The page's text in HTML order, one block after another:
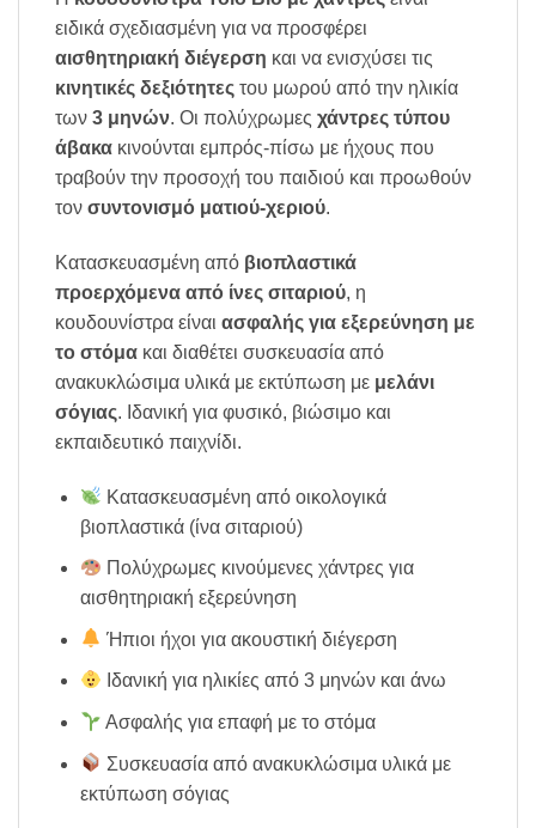
ειδικά σχεδιασμένη για να προσφέρει
αισθητηριακή διέγερση και να ενισχύσει τις
κινητικές δεξιότητες του μωρού από την ηλικία
των 3 μηνών. Οι πολύχρωμες χάντρες τύπου
άβακα κινούνται εμπρός-πίσω με ήχους που
τραβούν την προσοχή του παιδιού και προωθούν
τον συντονισμό ματιού-χεριού.
Κατασκευασμένη από βιοπλαστικά
προερχόμενα από ίνες σιταριού, η
κουδουνίστρα είναι ασφαλής για εξερεύνηση με
το στόμα και διαθέτει συσκευασία από
ανακυκλώσιμα υλικά με εκτύπωση με μελάνι
σόγιας. Ιδανική για φυσικό, βιώσιμο και
εκπαιδευτικό παιχνίδι.
Κατασκευασμένη από οικολογικά
βιοπλαστικά (ίνα σιταριού)
Πολύχρωμες κινούμενες χάντρες για
αισθητηριακή εξερεύνηση
Ήπιοι ήχοι για ακουστική διέγερση
Ιδανική για ηλικίες από 3 μηνών και άνω
Ασφαλής για επαφή με το στόμα
Συσκευασία από ανακυκλώσιμα υλικά με
εκτύπωση σόγιας